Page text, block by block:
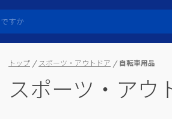
トップ スポーツ・アウトドア 自転車用品
スポーツ・アウ